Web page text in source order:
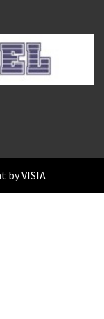
byVISIA